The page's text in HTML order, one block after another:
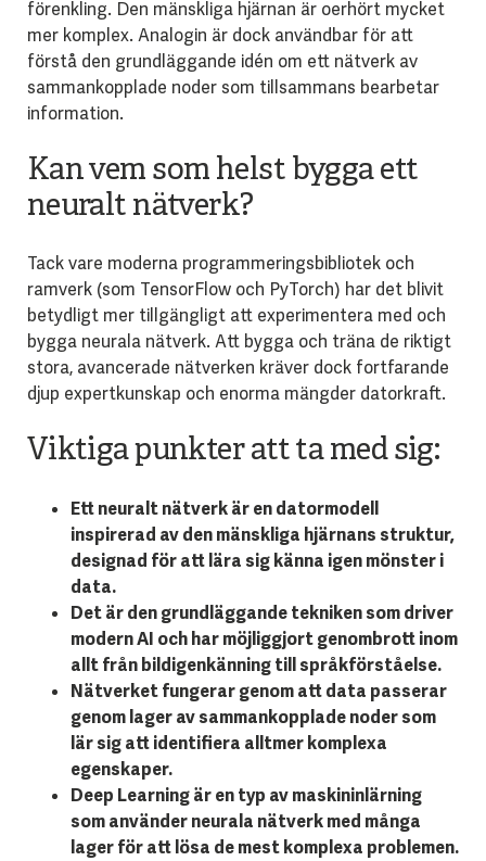
förenkling. Den mänskliga hjärnan är oerhört mycket
mer komplex. Analogin är dock användbar för att
förstå den grundläggande idén om ett nätverk av
sammankopplade noder som tillsammans bearbetar
information.
Kan vem som helst bygga ett
neuralt nätverk?
Tack vare moderna programmeringsbibliotek och
ramverk (som TensorFlow och PyTorch) har det blivit
betydligt mer tillgängligt att experimentera med och
bygga neurala nätverk. Att bygga och träna de riktigt
stora, avancerade nätverken kräver dock fortfarande
djup expertkunskap och enorma mängder datorkraft.
Viktiga punkter att ta med sig:
Ett neuralt nätverk är en datormodell
inspirerad av den mänskliga hjärnans struktur,
designad för att lära sig känna igen mönster i
data.
Det är den grundläggande tekniken som driver
modern AI och har möjliggjort genombrott inom
allt från bildigenkänning till språkförståelse.
Nätverket fungerar genom att data passerar
genom lager av sammankopplade noder som
lär sig att identifiera alltmer komplexa
egenskaper.
Deep Learning är en typ av maskininlärning
som använder neurala nätverk med många
lager för att lösa de mest komplexa problemen.